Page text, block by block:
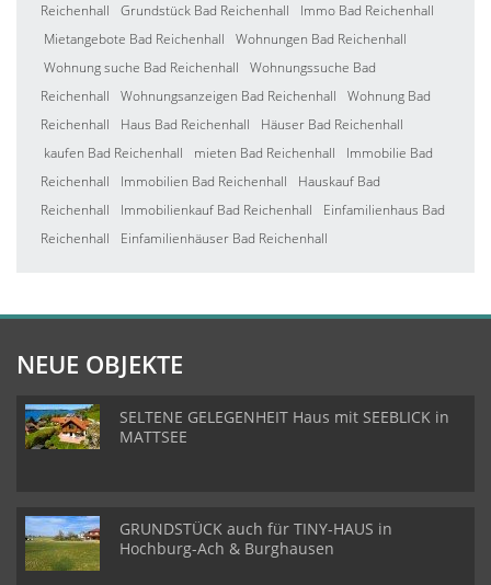
Reichenhall
Grundstück Bad Reichenhall
Immo Bad Reichenhall
Mietangebote Bad Reichenhall
Wohnungen Bad Reichenhall
Wohnung suche Bad Reichenhall
Wohnungssuche Bad
Reichenhall
Wohnungsanzeigen Bad Reichenhall
Wohnung Bad
Reichenhall
Haus Bad Reichenhall
Häuser Bad Reichenhall
kaufen Bad Reichenhall
mieten Bad Reichenhall
Immobilie Bad
Reichenhall
Immobilien Bad Reichenhall
Hauskauf Bad
Reichenhall
Immobilienkauf Bad Reichenhall
Einfamilienhaus Bad
Reichenhall
Einfamilienhäuser Bad Reichenhall
NEUE OBJEKTE
SELTENE GELEGENHEIT Haus mit SEEBLICK in
MATTSEE
GRUNDSTÜCK auch für TINY-HAUS in
Hochburg-Ach & Burghausen